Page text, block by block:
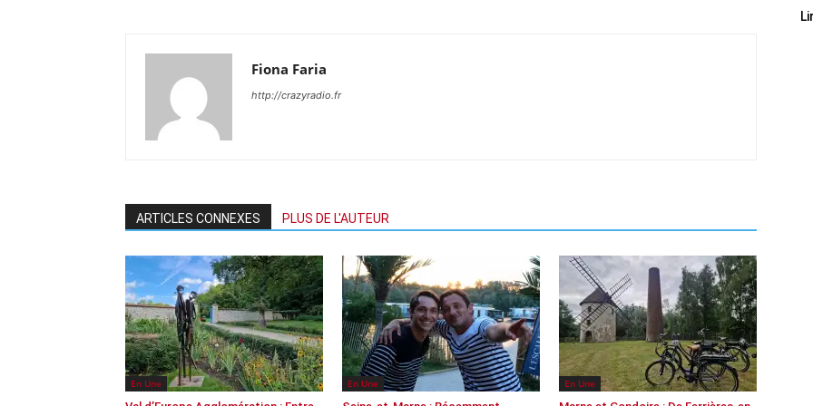
Fiona Faria
http://crazyradio.fr
ARTICLES CONNEXES PLUS DE L'AUTEUR
En Une En Une En Une